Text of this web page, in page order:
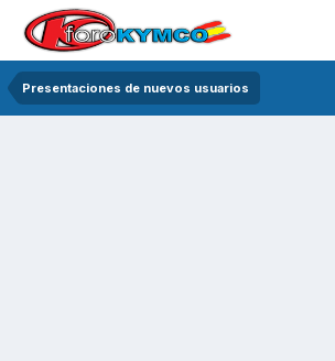
Presentaciones de nuevos usuarios